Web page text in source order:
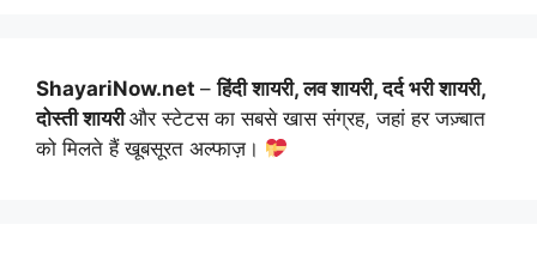
ShayariNow.net –हिंदी शायरी, लव शायरी, दर्द भरी शायरी,
दोस्ती शायरीऔर स्टेटस का सबसे खास संग्रह, जहां हर जज़्बात
को मिलते हैं खूबसूरत अल्फाज़।